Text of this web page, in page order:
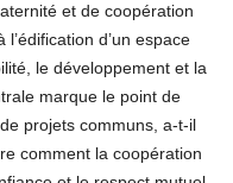
et de coopération
d’un espace
le développement et la
marque le point de
projets communs, a-t-il
comment la coopération